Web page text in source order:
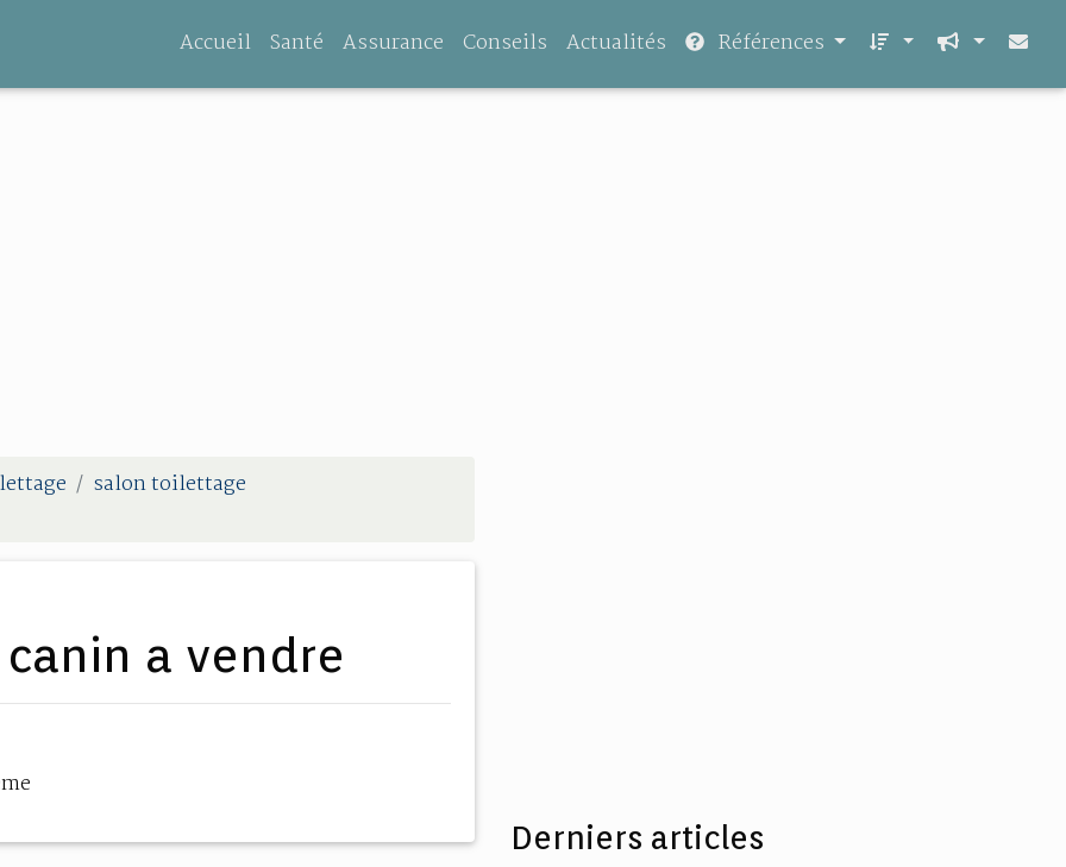
Accueil Santé Assurance Conseils Actualités Références
salon toilettage
a vendre
Derniers articles